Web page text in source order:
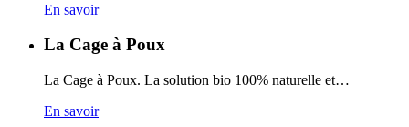
En savoir
La Cage à Poux
La Cage à Poux. La solution bio 100% naturelle et…
En savoir